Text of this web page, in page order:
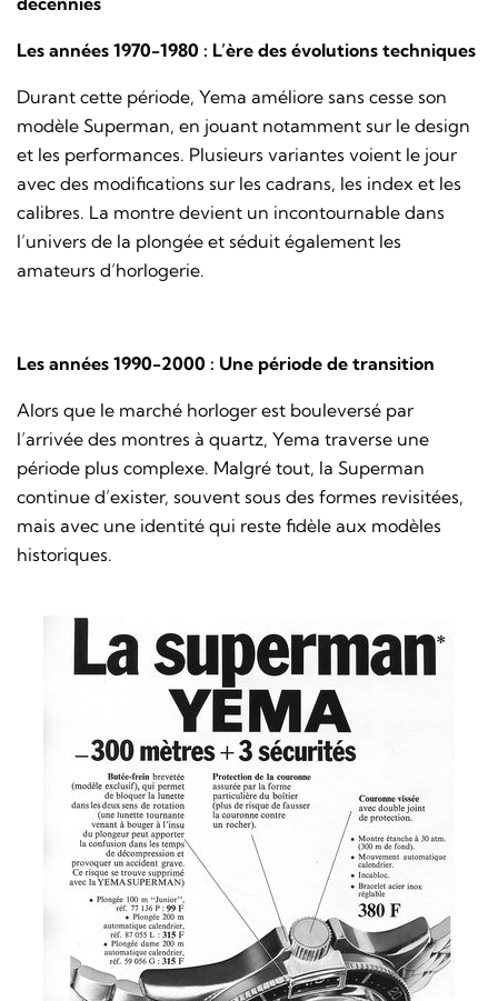
Les années 1970-1980 : L’ère des évolutions techniques
Durant cette période, Yema améliore sans cesse son
modèle Superman, en jouant notamment sur le design
et les performances. Plusieurs variantes voient le jour
avec des modifications sur les cadrans, les index et les
calibres. La montre devient un incontournable dans
l’univers de la plongée et séduit également les
amateurs d’horlogerie.
Les années 1990-2000 : Une période de transition
Alors que le marché horloger est bouleversé par
l’arrivée des montres à quartz, Yema traverse une
période plus complexe. Malgré tout, la Superman
continue d’exister, souvent sous des formes revisitées,
mais avec une identité qui reste fidèle aux modèles
historiques.